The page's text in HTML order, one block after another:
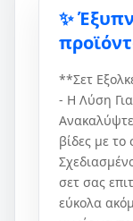
✨
**Σετ
- Η Λύση
βίδες με
σετ σας
εύκολα